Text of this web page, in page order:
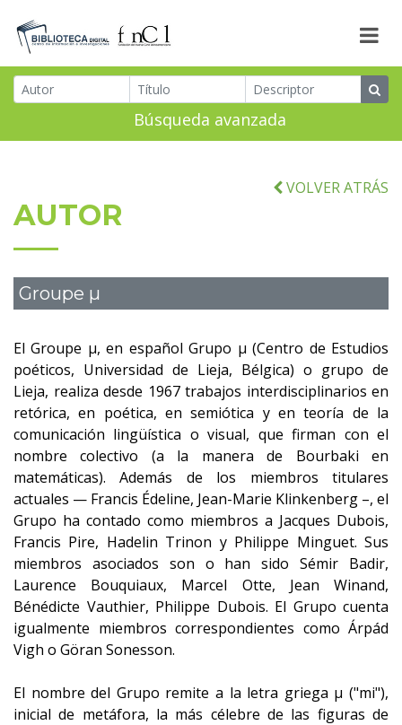
Búsqueda avanzada
VOLVER ATRÁS
AUTOR
Groupe µ
El Groupe µ, en español Grupo µ (Centro de Estudios
poéticos, Universidad de Lieja, Bélgica) o grupo de
Lieja, realiza desde 1967 trabajos interdisciplinarios en
retórica, en poética, en semiótica y en teoría de la
comunicación lingüística o visual, que firman con el
nombre colectivo (a la manera de Bourbaki en
matemáticas). Además de los miembros titulares
actuales — Francis Édeline, Jean-Marie Klinkenberg –, el
Grupo ha contado como miembros a Jacques Dubois,
Francis Pire, Hadelin Trinon y Philippe Minguet. Sus
miembros asociados son o han sido Sémir Badir,
Laurence Bouquiaux, Marcel Otte, Jean Winand,
Bénédicte Vauthier, Philippe Dubois. El Grupo cuenta
igualmente miembros correspondientes como Árpád
Vigh o Göran Sonesson.
El nombre del Grupo remite a la letra griega µ ("mi"),
inicial de metáfora, la más célebre de las figuras de